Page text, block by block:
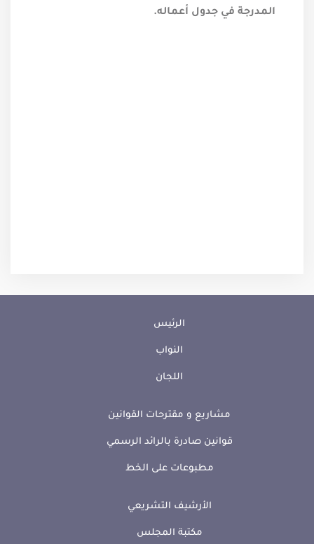
المدرجة في جدول أعماله.
الرئيس
النواب
اللجان
مشاريع و مقترحات القوانين
قوانين صادرة بالرائد الرسمي
مطبوعات على الخط
الأرشيف التشريعي
مكتبة المجلس